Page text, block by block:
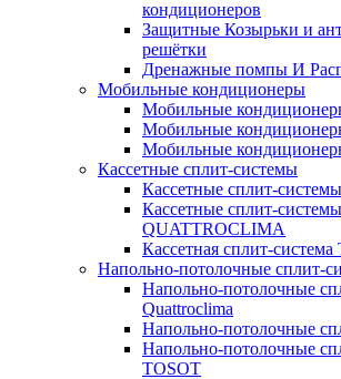
кондиционеров
Защитные Козырьки и
решётки
Дренажные помпы И
Мобильные кондиционеры
Мобильные
Мобильные
Мобильные
Кассетные сплит-системы
Кассетные сплит-
Кассетные сплит-системы
QUATTROCLIMA
Кассетная сплит-
Напольно-потолочные сплит-
Напольно-потолочные
Quattroclima
Напольно-потолочные
Напольно-потолочные
TOSOT